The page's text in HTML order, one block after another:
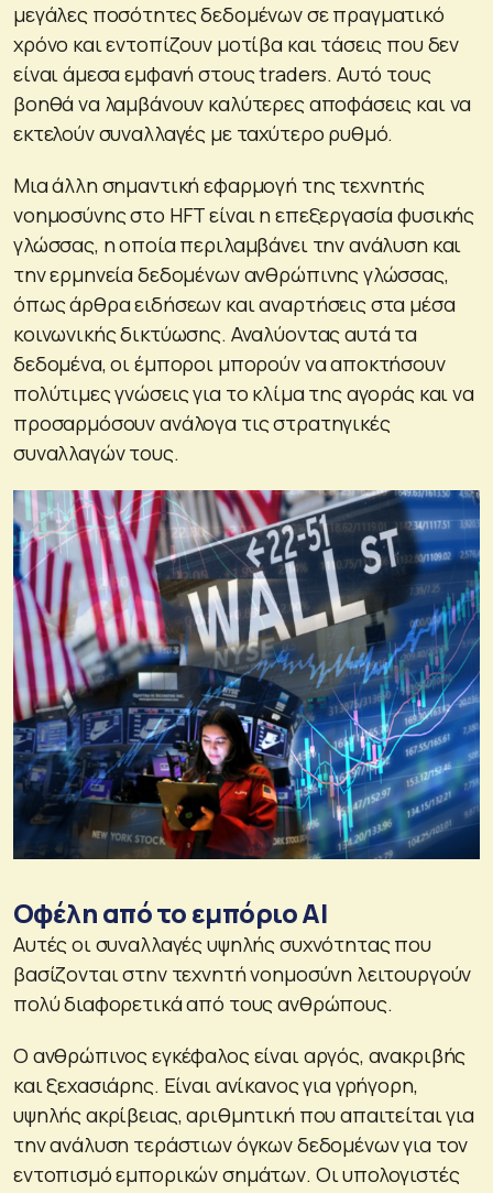
μεγάλες ποσότητες δεδομένων σε πραγματικό
χρόνο και εντοπίζουν μοτίβα και τάσεις που δεν
είναι άμεσα εμφανή στους traders. Αυτό τους
βοηθά να λαμβάνουν καλύτερες αποφάσεις και να
εκτελούν συναλλαγές με ταχύτερο ρυθμό.
Μια άλλη σημαντική εφαρμογή της τεχνητής
νοημοσύνης στο HFT είναι η επεξεργασία φυσικής
γλώσσας, η οποία περιλαμβάνει την ανάλυση και
την ερμηνεία δεδομένων ανθρώπινης γλώσσας,
όπως άρθρα ειδήσεων και αναρτήσεις στα μέσα
κοινωνικής δικτύωσης. Αναλύοντας αυτά τα
δεδομένα, οι έμποροι μπορούν να αποκτήσουν
πολύτιμες γνώσεις για το κλίμα της αγοράς και να
προσαρμόσουν ανάλογα τις στρατηγικές
συναλλαγών τους.
Οφέλη από το εμπόριο AI
Αυτές οι συναλλαγές υψηλής συχνότητας που
βασίζονται στην τεχνητή νοημοσύνη λειτουργούν
πολύ διαφορετικά από τους ανθρώπους.
Ο ανθρώπινος εγκέφαλος είναι αργός, ανακριβής
και ξεχασιάρης. Είναι ανίκανος για γρήγορη,
υψηλής ακρίβειας, αριθμητική που απαιτείται για
την ανάλυση τεράστιων όγκων δεδομένων για τον
εντοπισμό εμπορικών σημάτων. Οι υπολογιστές